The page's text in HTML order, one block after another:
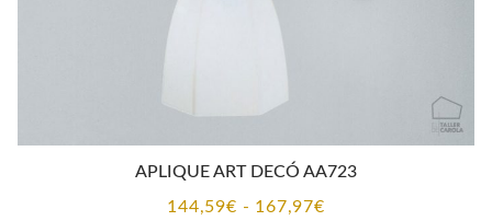
APLIQUE ART DECÓ AA723
144,59€ - 167,97€Rango